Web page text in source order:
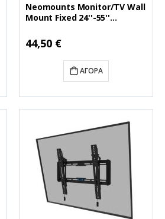
Neomounts Monitor/TV Wall
Mount Fixed 24''-55''
Ειδική
Τιμή
44,50 €
ΑΓΟΡΆ